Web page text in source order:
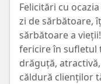
Felicitări cu
zi de sărbătoare,
sărbătoare a
fericire în sufletul
drăguță,
căldură clienților